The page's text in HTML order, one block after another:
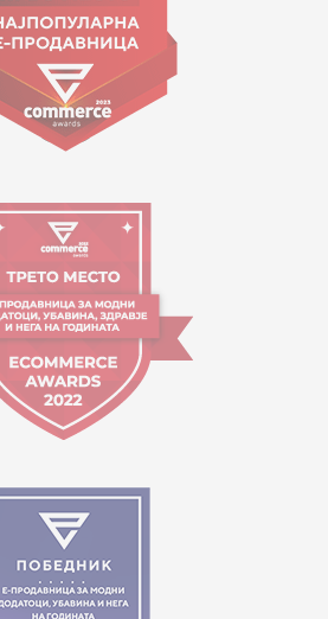
Работно време:
09:00 до 17:00